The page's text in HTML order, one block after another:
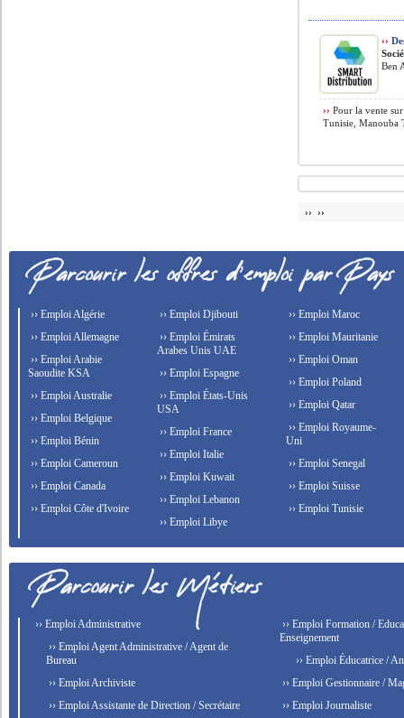
››
Ben
›› Pour la vente
Tunisie, Manouba
›› ››
›› Emploi Algérie
›› Emploi Allemagne
›› Emploi Arabie
Saoudite KSA
›› Emploi Australie
›› Emploi Belgique
›› Emploi Bénin
›› Emploi Cameroun
›› Emploi Canada
›› Emploi Côte d'Ivoire
›› Emploi Djibouti
›› Emploi Émirats
Arabes Unis UAE
›› Emploi Espagne
›› Emploi États-Unis
USA
›› Emploi France
›› Emploi Italie
›› Emploi Kuwait
›› Emploi Lebanon
›› Emploi Libye
›› Emploi Maroc
›› Emploi Mauritanie
›› Emploi Oman
›› Emploi Poland
›› Emploi Qatar
›› Emploi Royaume-
Uni
›› Emploi Senegal
›› Emploi Suisse
›› Emploi Tunisie
›› Emploi Administrative
›› Emploi Agent Administrative / Agent de
Bureau
›› Emploi Archiviste
›› Emploi Assistante de Direction / Secrétaire
›› Emploi Formation /
Enseignement
›› Emploi Éducatrice /
›› Emploi Gestionnaire /
›› Emploi Journaliste